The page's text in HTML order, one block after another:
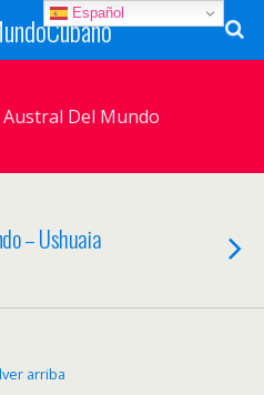
Austral Del Mundo
– Ushuaia
arriba
Español